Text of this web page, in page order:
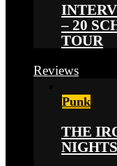
– 20
TOUR
Reviews
Punk
THE